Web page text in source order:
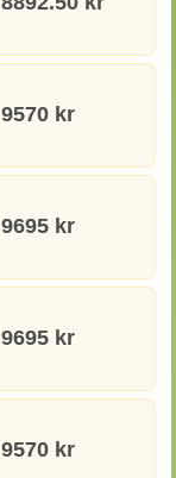
9570 kr
9695 kr
9695 kr
9570 kr